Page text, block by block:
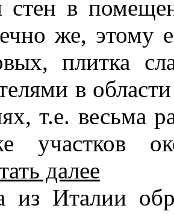
стен в
же, это­му
плит­ка
в
т.е. весь­ма
участ­ков
далее
из Ита­лии